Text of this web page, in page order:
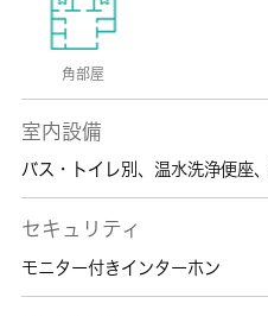
角部屋
室内設備
バス・トイレ別 、 温水洗浄便座、
セキュリティ
モニター付きインターホン